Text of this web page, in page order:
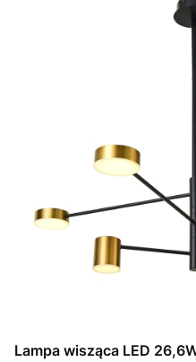
Lampa wisząca LED